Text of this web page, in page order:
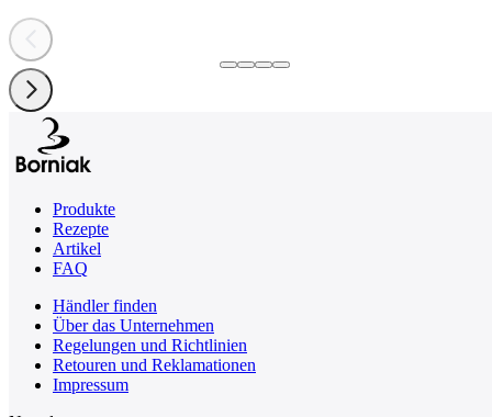
Produkte
Rezepte
Artikel
FAQ
Händler finden
Über das Unternehmen
Regelungen und Richtlinien
Retouren und Reklamationen
Impressum